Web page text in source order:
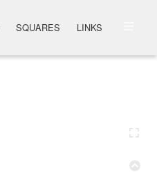
SQUARES LINKS